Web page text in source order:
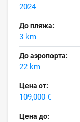
2024
До пляжа:
3 km
До аэропорта:
22 km
Цена от:
109,000 €
Цена до: